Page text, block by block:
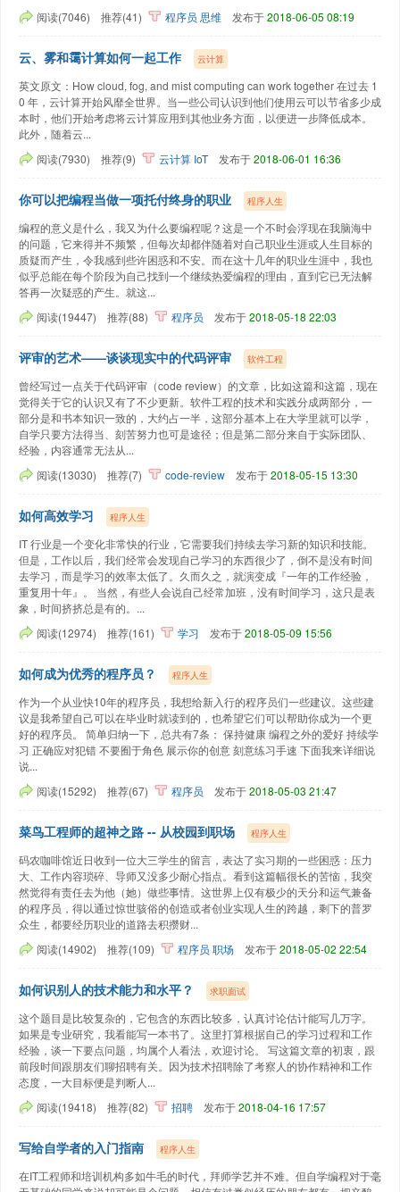
阅读(7046)
推荐(41) 程序员 思维 发布于2018-06-05 08:19
云、雾和霭计算如何一起工作 云计算
英文原文：How cloud, fog, and mist computing can work together 在过去 1
0 年，云计算开始风靡全世界。当一些公司认识到他们使用云可以节省多少成
本时，他们开始考虑将云计算应用到其他业务方面，以便进一步降低成本。
此外，随着云...
阅读(7930)
推荐(9) 云计算 IoT 发布于2018-06-01 16:36
你可以把编程当做一项托付终身的职业 程序人生
编程的意义是什么，我又为什么要编程呢？这是一个不时会浮现在我脑海中
的问题，它来得并不频繁，但每次却都伴随着对自己职业生涯或人生目标的
质疑而产生，令我感到些许困惑和不安。而在这十几年的职业生涯中，我也
似乎总能在每个阶段为自己找到一个继续热爱编程的理由，直到它已无法解
答再一次疑惑的产生。就这...
阅读(19447)
推荐(88) 程序员 发布于2018-05-18 22:03
评审的艺术——谈谈现实中的代码评审 软件工程
曾经写过一点关于代码评审（code review）的文章，比如这篇和这篇，现在
觉得关于它的认识又有了不少更新。软件工程的技术和实践分成两部分，一
部分是和书本知识一致的，大约占一半，这部分基本上在大学里就可以学，
自学只要方法得当、刻苦努力也可是途径；但是第二部分来自于实际团队、
经验，内容通常无法从...
阅读(13030)
推荐(7) code-review 发布于2018-05-15 13:30
如何高效学习 程序人生
IT 行业是一个变化非常快的行业，它需要我们持续去学习新的知识和技能。
但是，工作以后，我们经常会发现自己学习的东西很少了，倒不是没有时间
去学习，而是学习的效率太低了。久而久之，就演变成『一年的工作经验，
重复用十年』。 当然，有些人会说自己经常加班，没有时间学习，这只是表
象，时间挤挤总是有的。...
阅读(12974)
推荐(161) 学习 发布于2018-05-09 15:56
如何成为优秀的程序员？ 程序人生
作为一个从业快10年的程序员，我想给新入行的程序员们一些建议。这些建
议是我希望自己可以在毕业时就读到的，也希望它们可以帮助你成为一个更
好的程序员。 简单归纳一下，总共有7条： 保持健康 编程之外的爱好 持续学
习 正确应对犯错 不要囿于角色 展示你的创意 刻意练习手速 下面我来详细说
说...
阅读(15292)
推荐(67) 程序员 发布于2018-05-03 21:47
菜鸟工程师的超神之路 -- 从校园到职场 程序人生
码农咖啡馆近日收到一位大三学生的留言，表达了实习期的一些困惑：压力
大、工作内容琐碎、导师又没多少耐心指点。看到这篇幅很长的苦恼，我突
然觉得有责任去为他（她）做些事情。这世界上仅有极少的天分和运气兼备
的程序员，得以通过惊世骇俗的创造或者创业实现人生的跨越，剩下的普罗
众生，都要经历职业的道路去积攒财...
阅读(14902)
推荐(109) 程序员 职场 发布于2018-05-02 22:54
如何识别人的技术能力和水平？ 求职面试
这个题目是比较复杂的，它包含的东西比较多，认真讨论估计能写几万字。
如果是专业研究，我看能写一本书了。这里打算根据自己的学习过程和工作
经验，谈一下要点问题，均属个人看法，欢迎讨论。 写这篇文章的初衷，跟
前段时间跟朋友们聊招聘有关。因为技术招聘除了考察人的协作精神和工作
态度，一大目标便是判断人...
阅读(19418)
推荐(82) 招聘 发布于2018-04-16 17:57
写给自学者的入门指南 程序人生
在IT工程师和培训机构多如牛毛的时代，拜师学艺并不难。但自学编程对于毫